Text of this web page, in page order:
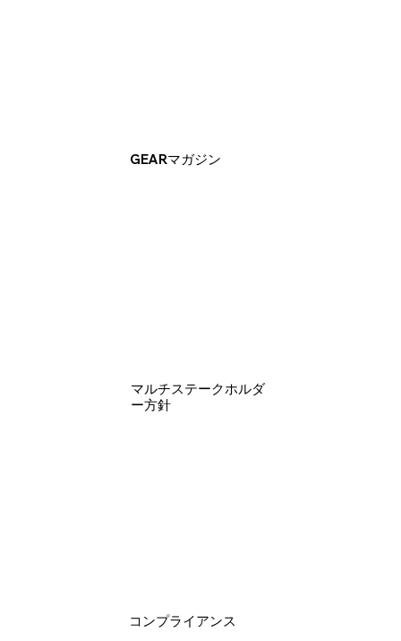
GEARマガジン
​マルチステークホルダ
ー方針
​コンプライアンス